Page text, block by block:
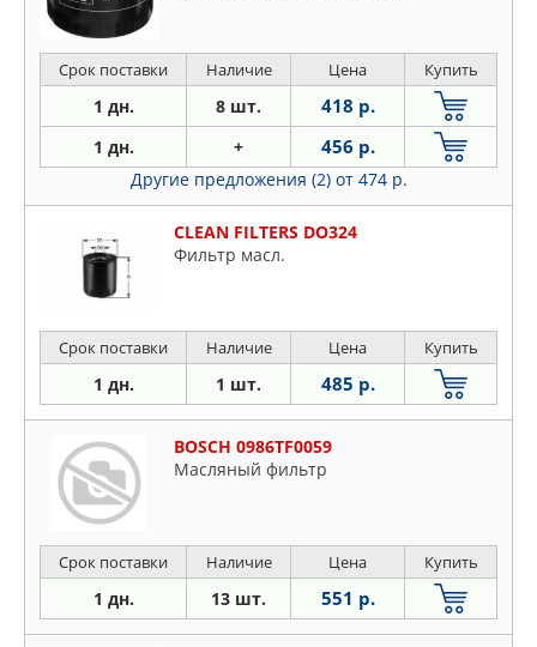
Срок поставки Наличие Цена Купить
1 дн. 8 шт. 418 р.
1 дн. + 456 р.
Другие предложения (2) от 474 р.
CLEAN FILTERS DO324
Фильтр масл.
Срок поставки Наличие Цена Купить
1 дн. 1 шт. 485 р.
BOSCH 0986TF0059
Масляный фильтр
Срок поставки Наличие Цена Купить
1 дн. 13 шт. 551 р.